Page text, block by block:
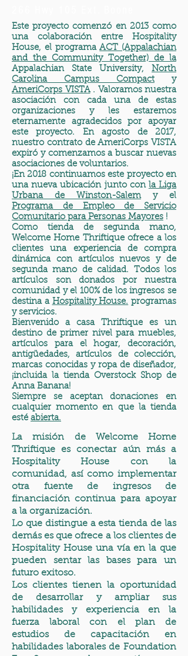
Este proyecto comenzó en 2013 como
una colaboración entre Hospitality
House, el programaACT (Appalachian
and the Community Together) de la
Appalachian State University, North
Carolina Campus Compact y
AmeriCorps VISTA. Valoramos nuestra
asociación con cada una de estas
organizaciones y les estaremos
eternamente agradecidos por apoyar
este proyecto. En agosto de 2017,
nuestro contrato de AmeriCorps VISTA
expiró y comenzamos a buscar nuevas
asociaciones de voluntarios.
¡En 2018 continuamos este proyecto en
una nueva ubicación junto con la Liga
Urbana de Winston-Salemy el
Programa de Empleo de Servicio
Comunitario para Personas Mayores !
Como tienda de segunda mano,
Welcome Home Thriftique ofrece a los
clientes una experiencia de compra
dinámica con artículos nuevos y de
segunda mano de calidad. Todos los
artículos son donados por nuestra
comunidad y el 100% de los ingresos se
destina a Hospitality House. programas
y servicios.
Bienvenido a casa Thriftique es un
destino de primer nivel para muebles,
artículos para el hogar, decoración,
antigüedades, artículos de colección,
marcas conocidas y ropa de diseñador,
¡incluida la tienda Overstock Shop de
Anna Banana!
Siempre se aceptan donaciones en
cualquier momento en que la tienda
esté abierta.
La misión de Welcome Home
Thriftique es conectar aún más a
Hospitality House con la
comunidad, así como implementar
otra fuente de ingresos de
financiación continua para apoyar
a la organización.
Lo que distingue a esta tienda de las
demás es que ofrece a los clientes de
Hospitality House una vía en la que
pueden sentar las bases para un
futuro exitoso.
Los clientes tienen la oportunidad
de desarrollar y ampliar sus
habilidades y experiencia en la
fuerza laboral con el plan de
estudios de capacitación en
habilidades laborales de Foundation